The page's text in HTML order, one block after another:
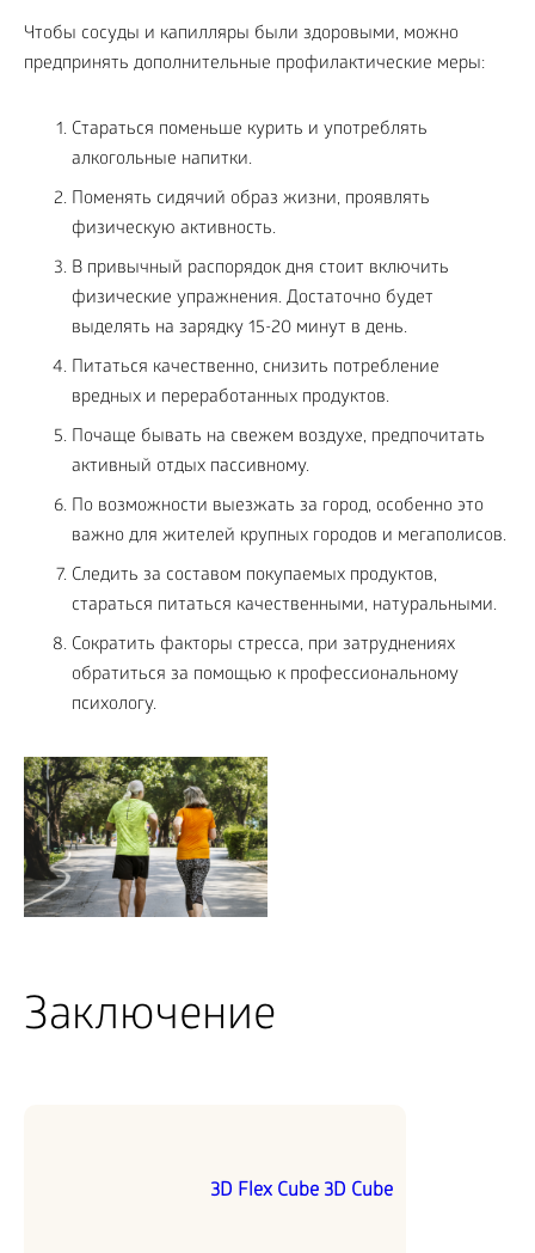
Чтобы сосуды и капилляры были здоровыми, можно
предпринять дополнительные профилактические меры:
Стараться поменьше курить и употреблять
алкогольные напитки.
Поменять сидячий образ жизни, проявлять
физическую активность.
В привычный распорядок дня стоит включить
физические упражнения. Достаточно будет
выделять на зарядку 15-20 минут в день.
Питаться качественно, снизить потребление
вредных и переработанных продуктов.
Почаще бывать на свежем воздухе, предпочитать
активный отдых пассивному.
По возможности выезжать за город, особенно это
важно для жителей крупных городов и мегаполисов.
Следить за составом покупаемых продуктов,
стараться питаться качественными, натуральными.
Сократить факторы стресса, при затруднениях
обратиться за помощью к профессиональному
психологу.
Заключение
3D Flex Cube 3D Cube